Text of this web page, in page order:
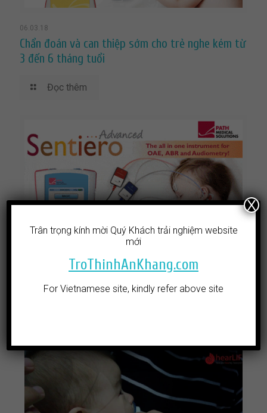
06.03.18
Chẩn đoán và can thiệp sớm cho trẻ nghe kém từ
3 đến 6 tháng tuổi
Đọc thêm
Vai trò của ABR (điện thính giác thân não) trong
việc chẩn đoán trẻ nghe kém
Trân trọng kính mời Quý Khách trải nghiệm website
mới
TroThinhAnKhang.com
For Vietnamese site, kindly refer above site
X